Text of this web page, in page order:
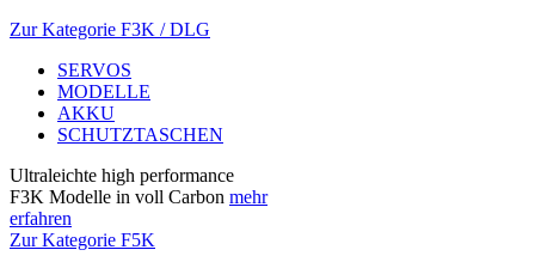
Zur Kategorie F3K / DLG
SERVOS
MODELLE
AKKU
SCHUTZTASCHEN
Ultraleichte high performance
F3K Modelle in voll Carbon mehr
erfahren
Zur Kategorie F5K